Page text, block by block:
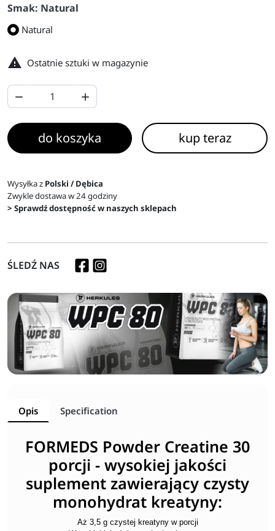
Smak: Natural
Natural
 Ostatnie sztuki w magazynie
 
do koszyka kup teraz
Wysyłka z Polski / Dębica
Zwykle dostawa w 24 godziny
> Sprawdź dostępność w naszych sklepach
ŚLEDŹ NAS
Opis Specification
FORMEDS Powder Creatine 30
porcji - wysokiej jakości
suplement zawierający czysty
monohydrat kreatyny:
Aż 3,5 g czystej kreatyny w porcji